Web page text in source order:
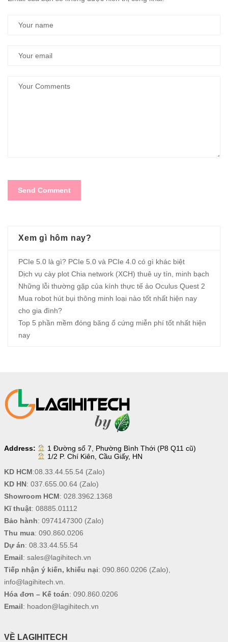
Xem gì hôm nay?
PCIe 5.0 là gì? PCIe 5.0 và PCIe 4.0 có gì khác biệt
Dịch vụ cày plot Chia network (XCH) thuê uy tín, minh bạch
Những lỗi thường gặp của kính thực tế ảo Oculus Quest 2
Mua robot hút bụi thông minh loại nào tốt nhất hiện nay
cho gia đình?
Top 5 phần mềm đóng băng ổ cứng miễn phí tốt nhất hiện
nay
Address:
1 Đường số 7, Phường Bình Thới (P8 Q11 cũ)
1/2 P. Chí Kiên, Cầu Giấy, HN
KD HCM:08.33.44.55.54(Zalo)
KD HN: 037.655.00.64(Zalo)
Showroom HCM: 028.3962.1368
Kĩ thuật: 08885.01112
Bảo hành: 0974147300(Zalo)
Thu mua: 090.860.0206
Dự án: 08.33.44.55.54
Email: sales@lagihitech.vn
Tiếp nhận ý kiến, khiếu nại: 090.860.0206 (Zalo),
info@lagihitech.vn
Hóa đơn – Kế toán: 090.860.0206
Email: hoadon@lagihitech.vn
VỀ LAGIHITECH